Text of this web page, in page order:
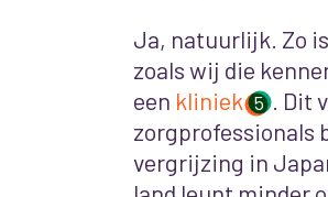
Ja, natuurlijk. Zo
zoals wij die
een kliniek 5 . Dit
zorgprofessionals
vergrijzing in